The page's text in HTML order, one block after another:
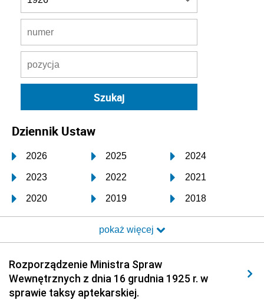
Dziennik Ustaw
2026 2025 2024
2023 2022 2021
2020 2019 2018
2017 2016 2015
2014 2013 2012
2011 2010
2008 2007 2006
pokaż więcej
Rozporządzenie Ministra Spraw
Wewnętrznych z dnia 16 grudnia 1925 r. w
sprawie taksy aptekarskiej.